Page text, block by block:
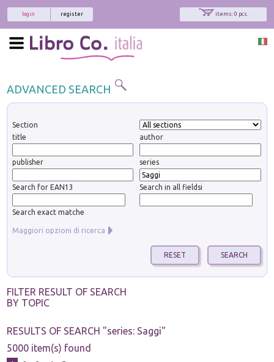
items: 0 pcs.
register
login
ADVANCED SEARCH
Section
title
author
publisher series
Search for EAN13 Search in all fieldsi
Search exact matche
Maggiori opzioni di ricerca
FILTER RESULT OF SEARCH
BY TOPIC
RESULTS OF SEARCH "series: Saggi"
5000 item(s) found